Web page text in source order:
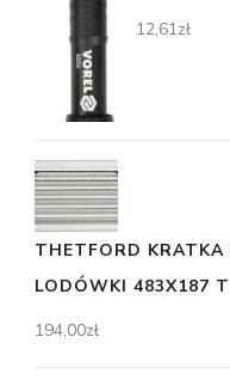
12,61zł
THETFORD KRATKA
LODÓWKI 483X187
194,00zł